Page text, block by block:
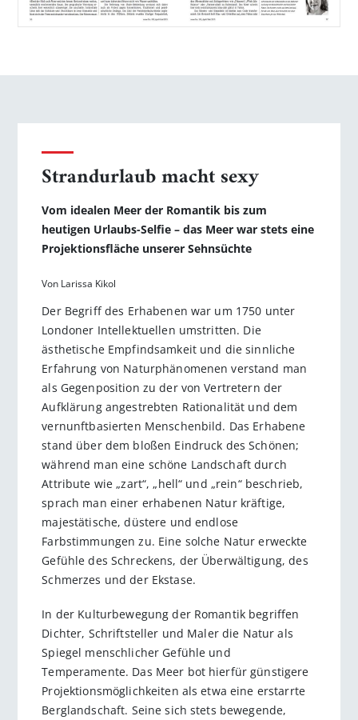
Strandurlaub macht sexy
Vom idealen Meer der Romantik bis zum
heutigen Urlaubs-Selfie – das Meer war stets eine
Projektionsfläche unserer Sehnsüchte
Von Larissa Kikol
Der Begriff des Erhabenen war um 1750 unter
Londoner Intellektuellen umstritten. Die
ästhetische Empfindsamkeit und die sinnliche
Erfahrung von Naturphänomenen verstand man
als Gegenposition zu der von Vertretern der
Aufklärung angestrebten Rationalität und dem
vernunftbasierten Menschenbild. Das Erhabene
stand über dem bloßen Eindruck des Schönen;
während man eine schöne Landschaft durch
Attribute wie „zart“, „hell“ und „rein“ beschrieb,
sprach man einer erhabenen Natur kräftige,
majestätische, düstere und endlose
Farbstimmungen zu. Eine solche Natur erweckte
Gefühle des Schreckens, der Überwältigung, des
Schmerzes und der Ekstase.
In der Kulturbewegung der Romantik begriffen
Dichter, Schriftsteller und Maler die Natur als
Spiegel menschlicher Gefühle und
Temperamente. Das Meer bot hierfür günstigere
Projektionsmöglichkeiten als etwa eine erstarrte
Berglandschaft. Seine sich stets bewegende,